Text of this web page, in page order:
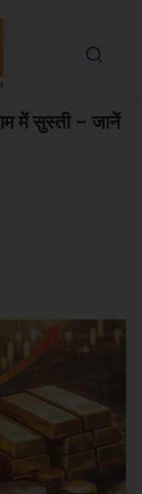
में सुस्ती – जानें